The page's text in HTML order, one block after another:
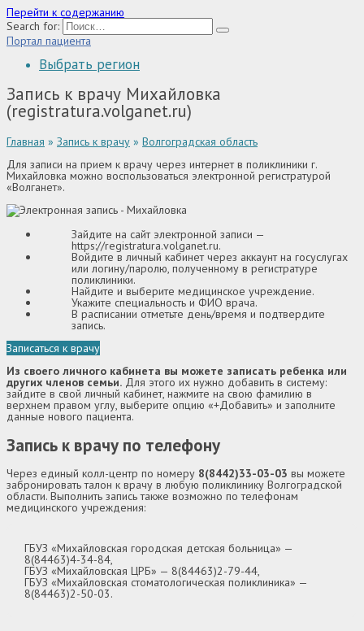
Перейти к содержанию
Search for:
Портал пациента
Выбрать регион
Запись к врачу Михайловка
(registratura.volganet.ru)
Главная » Запись к врачу » Волгоградская область
Для записи на прием к врачу через интернет в поликлиники г.
Михайловка можно воспользоваться электронной регистратурой
«Волганет».
Зайдите на сайт электронной записи —
https://registratura.volganet.ru.
Войдите в личный кабинет через аккаунт на госуслугах
или логину/паролю, полученному в регистратуре
поликлиники.
Найдите и выберите медицинское учреждение.
Укажите специальность и ФИО врача.
В расписании отметьте день/время и подтвердите
запись.
Записаться к врачу
Из своего личного кабинета вы можете записать ребенка или
других членов семьи. Для этого их нужно добавить в систему:
зайдите в свой личный кабинет, нажмите на свою фамилию в
верхнем правом углу, выберите опцию «+Добавить» и заполните
данные нового пациента.
Запись к врачу по телефону
Через единый колл-центр по номеру 8(8442)33-03-03 вы можете
забронировать талон к врачу в любую поликлинику Волгоградской
области. Выполнить запись также возможно по телефонам
медицинского учреждения:
ГБУЗ «Михайловская городская детская больница» —
8(84463)4-34-84,
ГБУЗ «Михайловская ЦРБ» — 8(84463)2-79-44,
ГБУЗ «Михайловская стоматологическая поликлиника» —
8(84463)2-50-03.